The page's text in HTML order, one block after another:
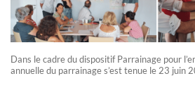
Dans le cadre du dispositif Parrainage pour
annuelle du parrainage s’est tenue le 23 juin